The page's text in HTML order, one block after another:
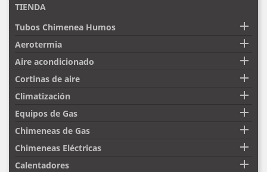
TIENDA
Tubos Chimenea Humos

Aerotermia 
Aire acondicionado 
Cortinas de aire 
Climatización 
Equipos de Gas 
Chimeneas de Gas 
Chimeneas Eléctricas 
Calentadores 